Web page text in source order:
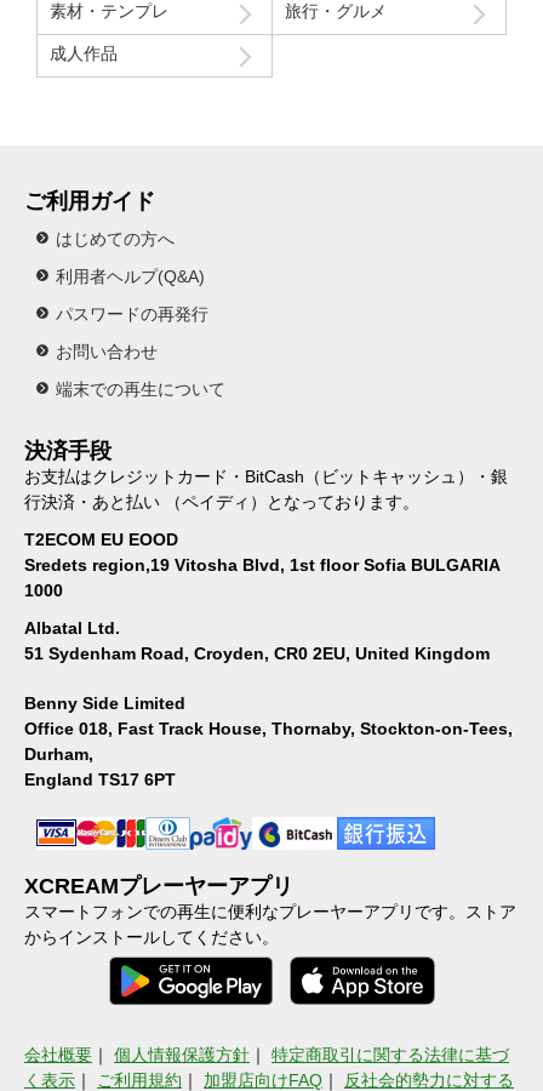
素材・テンプレ 旅行・グルメ
成人作品
ご利用ガイド
はじめての方へ
利用者ヘルプ(Q&A)
パスワードの再発行
お問い合わせ
端末での再生について
決済手段
お支払はクレジットカード・BitCash（ビットキャッシュ）・銀
行決済・あと払い （ペイディ）となっております。
T2ECOM EU EOOD
Sredets region,19 Vitosha Blvd, 1st floor Sofia BULGARIA
1000
Albatal Ltd.
51 Sydenham Road, Croyden, CR0 2EU, United Kingdom
Benny Side Limited
Office 018, Fast Track House, Thornaby, Stockton-on-Tees,
Durham,
England TS17 6PT
XCREAMプレーヤーアプリ
スマートフォンでの再生に便利なプレーヤーアプリです。ストア
からインストールしてください。
会社概要 ｜ 個人情報保護方針 ｜ 特定商取引に関する法律に基づ
く表示 ｜ ご利用規約 ｜ 加盟店向けFAQ ｜ 反社会的勢力に対する